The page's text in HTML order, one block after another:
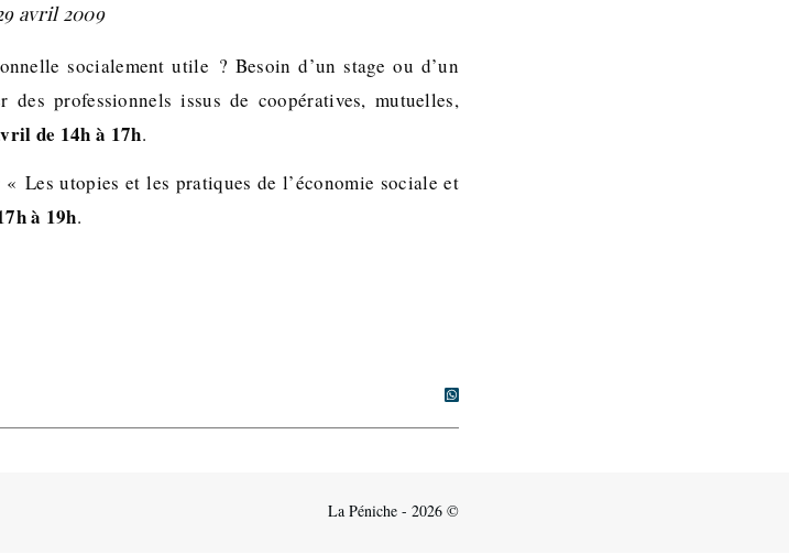
avril 2009
socialement utile ? Besoin d’un stage ou d’un
professionnels issus de coopératives, mutuelles,
de 14h à 17h.
Les utopies et les pratiques de l’économie sociale et
à 19h.
La Péniche - 2026 ©